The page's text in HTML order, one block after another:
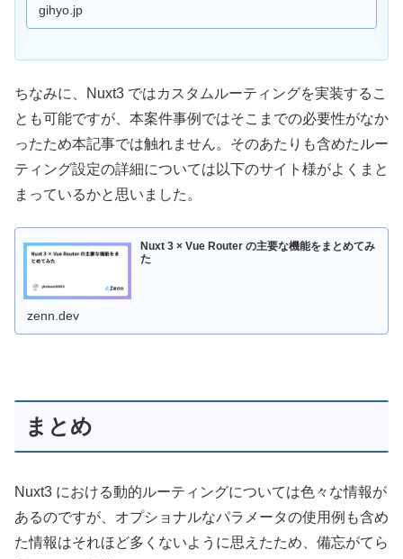
gihyo.jp
ちなみに、Nuxt3 ではカスタムルーティングを実装するこ
とも可能ですが、本案件事例ではそこまでの必要性がなか
ったため本記事では触れません。そのあたりも含めたルー
ティング設定の詳細については以下のサイト様がよくまと
まっているかと思いました。
Nuxt 3 × Vue Router の主要な機能をまとめてみ
た
zenn.dev
まとめ
Nuxt3 における動的ルーティングについては色々な情報が
あるのですが、オプショナルなパラメータの使用例も含め
た情報はそれほど多くないように思えたため、備忘がてら